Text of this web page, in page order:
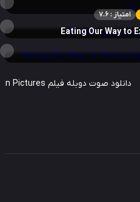
: 7.6
دانلود صوت دوبله فیلم Stanley Kubrick: A Life in Pictures